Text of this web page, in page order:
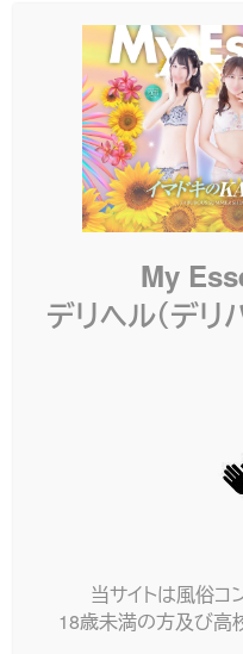
名前
こと
年齢
20歳
My
デリヘル（デリ
当サイトは風俗コ
18歳未満の方及び高